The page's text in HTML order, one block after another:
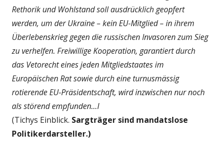
Rethorik und Wohlstand soll ausdrücklich geopfert
werden, um der Ukraine – kein EU-Mitglied – in ihrem
Überlebenskrieg gegen die russischen Invasoren zum Sieg
zu verhelfen. Freiwillige Kooperation, garantiert durch
das Vetorecht eines jeden Mitgliedstaates im
Europäischen Rat sowie durch eine turnusmässig
rotierende EU-Präsidentschaft, wird inzwischen nur noch
als störend empfunden...I
(Tichys Einblick. Sargträger sind mandatslose
Politikerdarsteller.)